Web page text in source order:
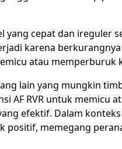
yang cepat dan ireguler
karena
atau
lain yang mungkin
AF RVR untuk
efektif. Dalam
positif, memegang